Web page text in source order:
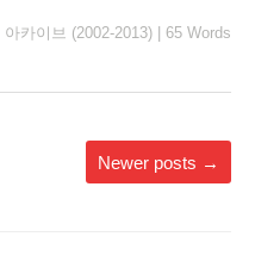
아카이브 (2002-2013) 65 Words
Newer posts →